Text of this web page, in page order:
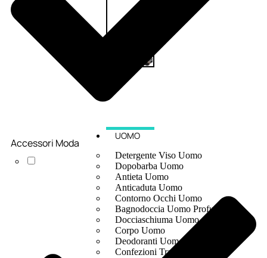
UOMO
Detergente Viso Uomo
Dopobarba Uomo
Antieta Uomo
Anticaduta Uomo
Contorno Occhi Uomo
Bagnodoccia Uomo Profumi
Docciaschiuma Uomo
Corpo Uomo
Deodoranti Uomo
Confezioni Trattamenti Uomo
Accessori Moda